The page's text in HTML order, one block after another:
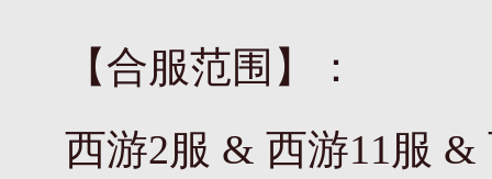
【合服范围】：
西游2服 & 西游11服 &